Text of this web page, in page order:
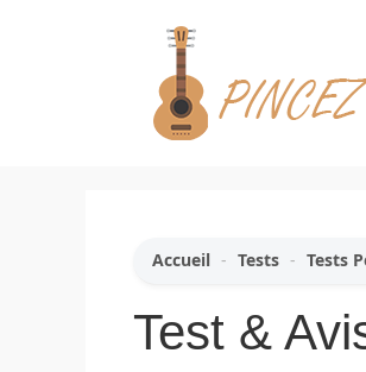
Accueil - Tests - Tests
Test &